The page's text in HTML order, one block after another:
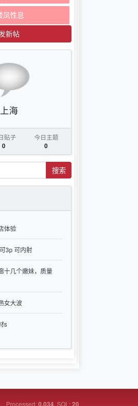
凤性息
新帖
上海
贴子
0
今日主题
0
搜索
体验
3p 可内射
十几个嫩妹，质量
女大波
s
Processed:0.034, SQL:20